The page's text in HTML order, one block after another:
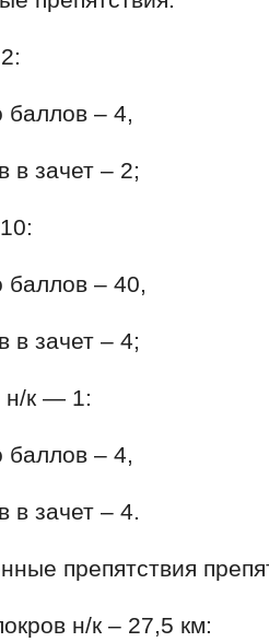
баллов – 4,
в зачет – 2;
баллов – 40,
в зачет – 4;
н/к — 1:
баллов – 4,
в зачет – 4.
препятствия
н/к – 27,5 км: